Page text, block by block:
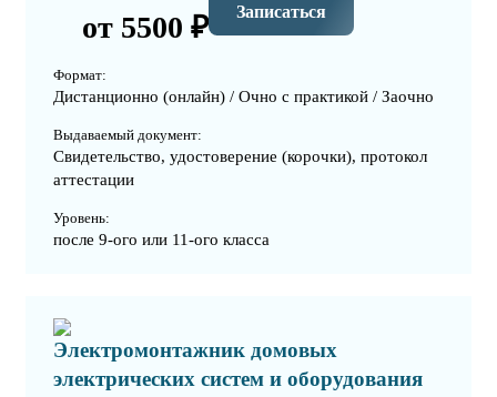
от 5500 ₽ Записаться
Формат:
Дистанционно (онлайн) / Очно с практикой / Заочно
Выдаваемый документ:
Свидетельство, удостоверение (корочки), протокол
аттестации
Уровень:
после 9-ого или 11-ого класса
Электромонтажник домовых
электрических систем и оборудования